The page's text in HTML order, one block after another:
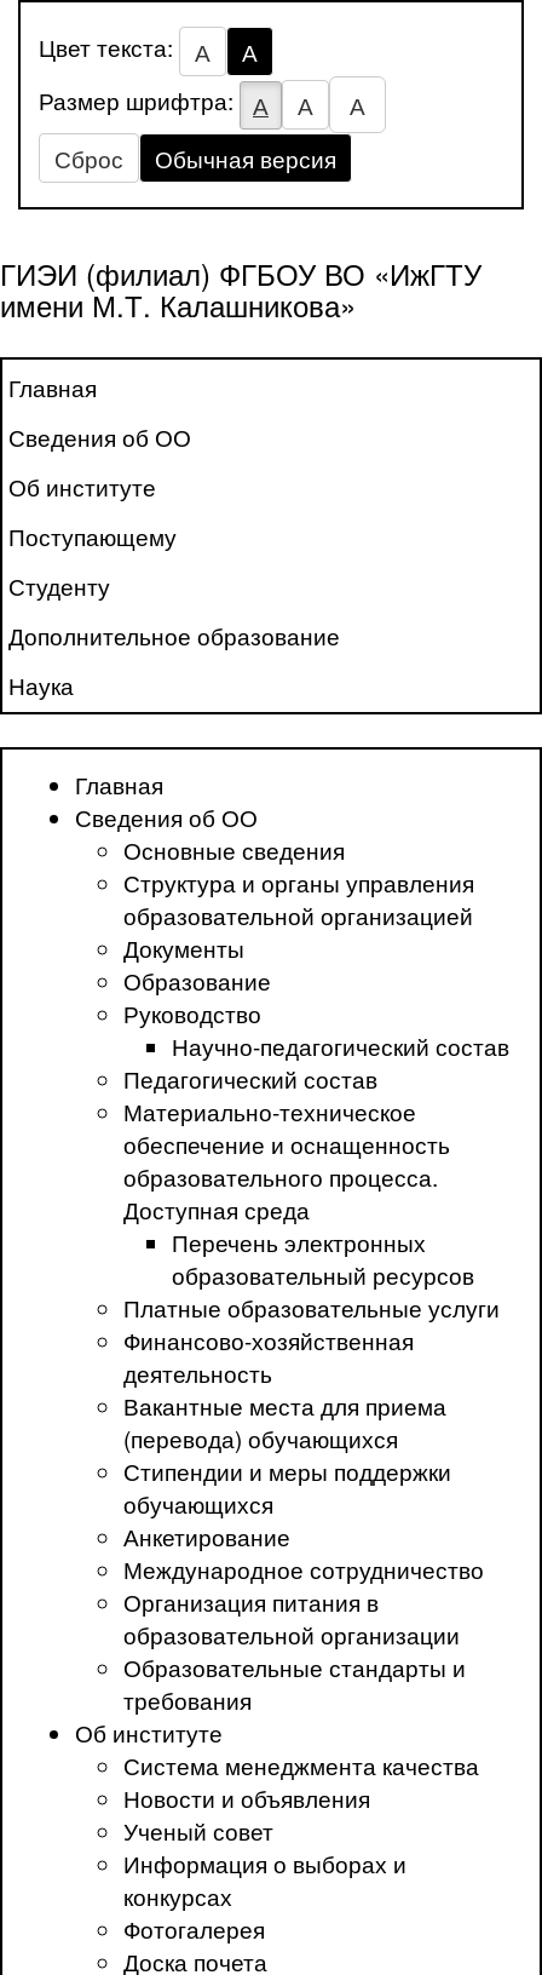
Цвет текста: А
А
Размер шрифтра:
А А
А
Сброс
Обычная версия
ГИЭИ (филиал) ФГБОУ ВО «ИжГТУ
имени М.Т. Калашникова»
Главная
Сведения об ОО
Об институте
Поступающему
Студенту
Дополнительное образование
Наука
Главная
Сведения об ОО
Основные сведения
Структура и органы управления
образовательной организацией
Документы
Образование
Руководство
Научно-педагогический состав
Педагогический состав
Материально-техническое
обеспечение и оснащенность
образовательного процесса.
Доступная среда
Перечень электронных
образовательный ресурсов
Платные образовательные услуги
Финансово-хозяйственная
деятельность
Вакантные места для приема
(перевода) обучающихся
Стипендии и меры поддержки
обучающихся
Анкетирование
Международное сотрудничество
Организация питания в
образовательной организации
Образовательные стандарты и
требования
Об институте
Система менеджмента качества
Новости и объявления
Ученый совет
Информация о выборах и
конкурсах
Фотогалерея
Доска почета